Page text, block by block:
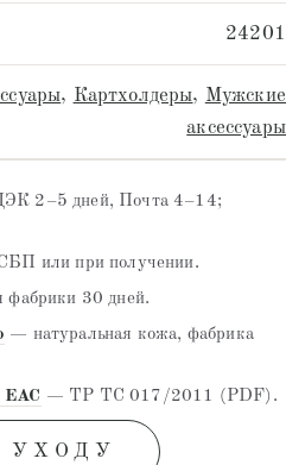
24201
, Картхолдеры, Мужские
аксессуары
2–5 дней, Почта 4–14;
или при получении.
фабрики 30 дней.
— натуральная кожа, фабрика
EAC — ТР ТС 017/2011 (PDF).